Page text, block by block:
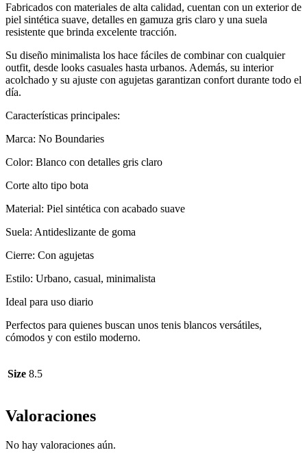
Fabricados con materiales de alta calidad, cuentan con un exterior de
piel sintética suave, detalles en gamuza gris claro y una suela
resistente que brinda excelente tracción.
Su diseño minimalista los hace fáciles de combinar con cualquier
outfit, desde looks casuales hasta urbanos. Además, su interior
acolchado y su ajuste con agujetas garantizan confort durante todo el
día.
Características principales:
Marca: No Boundaries
Color: Blanco con detalles gris claro
Corte alto tipo bota
Material: Piel sintética con acabado suave
Suela: Antideslizante de goma
Cierre: Con agujetas
Estilo: Urbano, casual, minimalista
Ideal para uso diario
Perfectos para quienes buscan unos tenis blancos versátiles,
cómodos y con estilo moderno.
Size 8.5
Valoraciones
No hay valoraciones aún.